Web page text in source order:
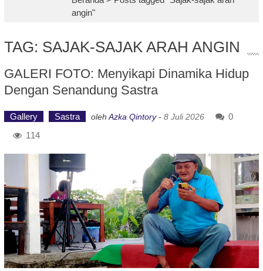
angin"
TAG: SAJAK-SAJAK ARAH ANGIN
GALERI FOTO: Menyikapi Dinamika Hidup
Dengan Senandung Sastra
Gallery Sastra oleh Azka Qintory- 8 Juli 2026
0
114